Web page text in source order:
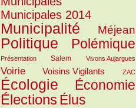
Municipales 2014
Municipalité Méjean
Politique Polémique
Présentation Salem Vivons Aujargues
Voirie Voisins Vigilants ZAC
Écologie Économie
Élections Élus